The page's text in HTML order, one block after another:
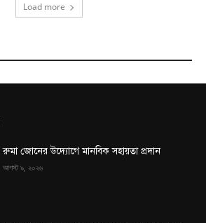
Load more
রুমা জোনের উদ্যোগে মানবিক সহায়তা প্রদান
আগস্ট ৯, ২০২৬